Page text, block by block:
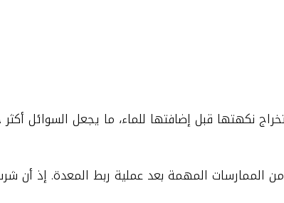
نكهتها قبل إضافتها للماء، ما يجعل السوائل
الممارسات المهمة بعد عملية ربط المعدة. إذ أن